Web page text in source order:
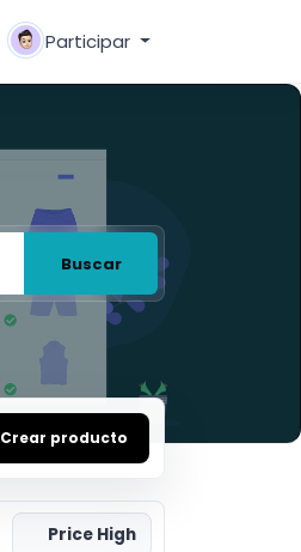
Participar
Buscar
Crear producto
Price High